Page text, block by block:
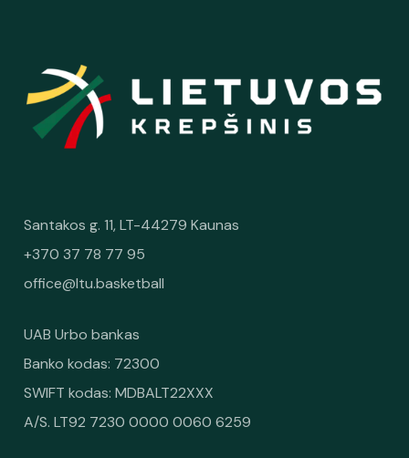
Santakos g. 11, LT-44279 Kaunas
+370 37 78 77 95
office@ltu.basketball
UAB Urbo bankas
Banko kodas: 72300
SWIFT kodas: MDBALT22XXX
A/S. LT92 7230 0000 0060 6259